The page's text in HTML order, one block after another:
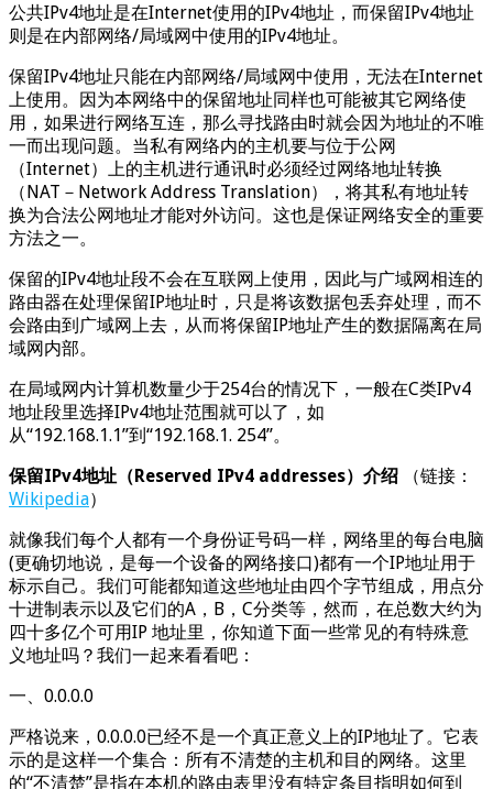
公共IPv4地址是在Internet使用的IPv4地址，而保留IPv4地址
则是在内部网络/局域网中使用的IPv4地址。
保留IPv4地址只能在内部网络/局域网中使用，无法在Internet
上使用。因为本网络中的保留地址同样也可能被其它网络使
用，如果进行网络互连，那么寻找路由时就会因为地址的不唯
一而出现问题。当私有网络内的主机要与位于公网
（Internet）上的主机进行通讯时必须经过网络地址转换
（NAT－Network Address Translation），将其私有地址转
换为合法公网地址才能对外访问。这也是保证网络安全的重要
方法之一。
保留的IPv4地址段不会在互联网上使用，因此与广域网相连的
路由器在处理保留IP地址时，只是将该数据包丢弃处理，而不
会路由到广域网上去，从而将保留IP地址产生的数据隔离在局
域网内部。
在局域网内计算机数量少于254台的情况下，一般在C类IPv4
地址段里选择IPv4地址范围就可以了，如
从“192.168.1.1”到“192.168.1. 254”。
保留IPv4地址（Reserved IPv4 addresses）介绍
（链接：
Wikipedia）
就像我们每个人都有一个身份证号码一样，网络里的每台电脑
(更确切地说，是每一个设备的网络接口)都有一个IP地址用于
标示自己。我们可能都知道这些地址由四个字节组成，用点分
十进制表示以及它们的A，B，C分类等，然而，在总数大约为
四十多亿个可用IP 地址里，你知道下面一些常见的有特殊意
义地址吗？我们一起来看看吧：
一、0.0.0.0
严格说来，0.0.0.0已经不是一个真正意义上的IP地址了。它表
示的是这样一个集合：所有不清楚的主机和目的网络。这里
的“不清楚”是指在本机的路由表里没有特定条目指明如何到